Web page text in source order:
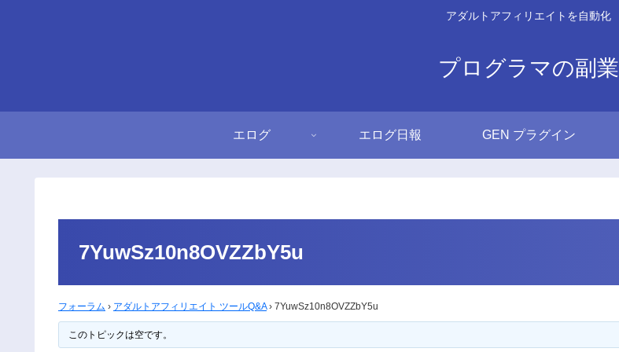
アダルトアフィリエイトを自動化
プログラマの副業
エログ エログ日報 GEN プラグイン
7YuwSz10n8OVZZbY5u
フォーラム › アダルトアフィリエイト ツールQ&A › 7YuwSz10n8OVZZbY5u
このトピックは空です。